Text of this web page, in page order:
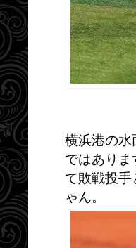
横浜港の水
ではあり
て敗戦投
ゃん。